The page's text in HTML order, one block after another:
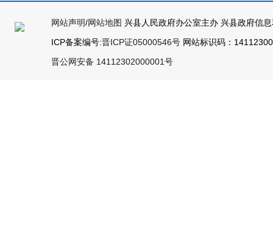
网站声明/网站地图 兴县人民政府办公室主办 兴县政府信
ICP备案编号:晋ICP证05000546号 网站标识码：
晋公网安备 14112302000001号